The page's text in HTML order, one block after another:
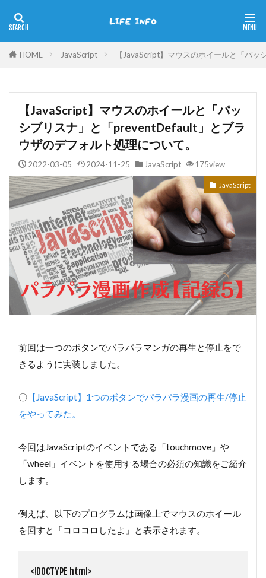
HOME JavaScript 【JavaScript】マウスのホイールと「パ
【JavaScript】マウスのホイールと「パッ
シブリスナ」と「preventDefault」とブラ
ウザのデフォルト処理について。
2022-03-05 2024-11-25 JavaScript 175view
JavaScript
前回は一つのボタンでパラパラマンガの再生と停止をで
きるように実装しました。
〇 【JavaScript】1つのボタンでパラパラ漫画の再生/停止
をやってみた。
今回はJavaScriptのイベントである「touchmove」や
「wheel」イベントを使用する場合の必須の知識をご紹介
します。
例えば、以下のプログラムは画像上でマウスのホイール
を回すと「コロコロしたよ」と表示されます。
<!DOCTYPE html>